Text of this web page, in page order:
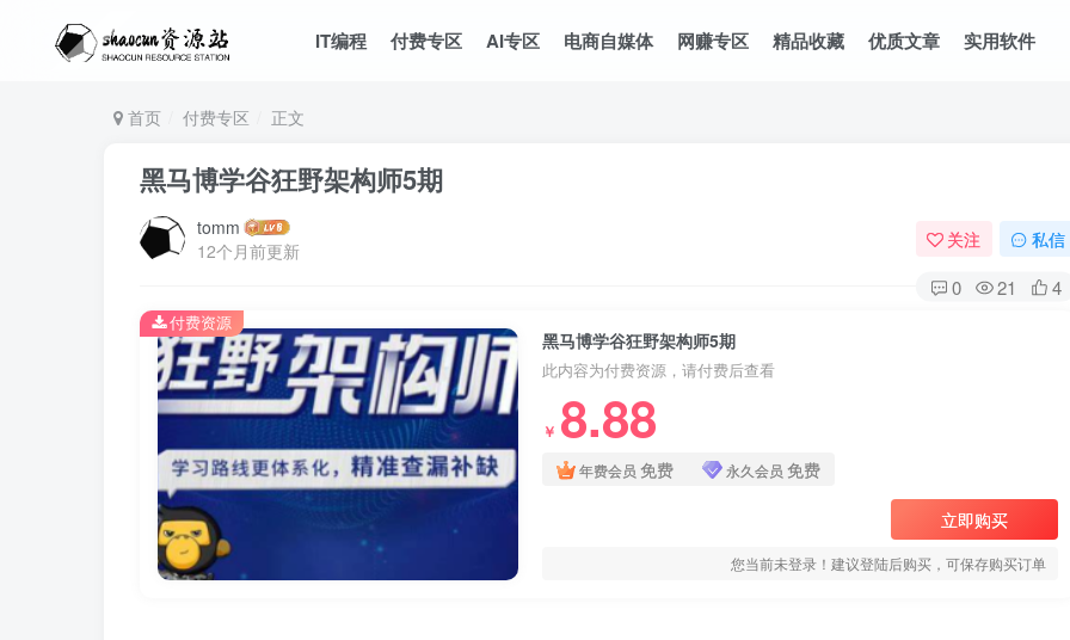
IT编程 付费专区 AI专区 电商自媒体 网赚专区 精品收藏 优质文章 实用软件
首页 付费专区 正文
黑马博学谷狂野架构师5期
tomm
12个月前更新
关注 私信
0 21 4
黑马博学谷狂野架构师5期
此内容为付费资源，请付费后查看
￥ 8.88
年费会员 免费 永久会员 免费
立即购买
您当前未登录！建议登陆后购买，可保存购买订单
付费资源